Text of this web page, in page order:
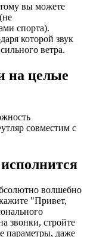
вы можете
спорта).
которой звук
ветра.
на целые
совместим с
волшебно
"Привет,
звонки, стройте
параметры, даже